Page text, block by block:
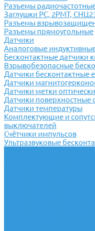
Разъемы
Заглушки РС, 2РМТ,
Разъемы
Разъемы прямоугольные
Датчики
Аналоговые
Бесконтактные датчики
Взрывобезопасные
Датчики бесконтактные
Датчики
Датчики метки
Датчики поверхностные
Датчики температуры
Комплектующие и
выключателей
Счётчики импульсов
Ультразвуковые